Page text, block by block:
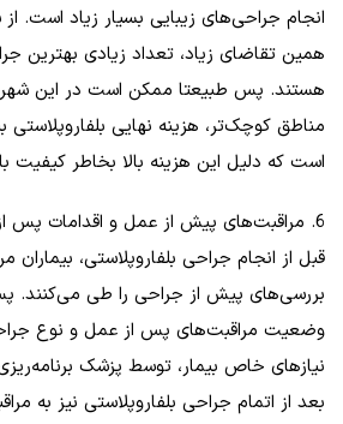
انجام جراحی‌های زیبایی بسیار زیاد است.
همین تقاضای زیاد، تعداد زیادی بهترين
هستند. پس طبیعتا ممکن است در این
مناطق کوچک‌تر، هزینه نهایی
است که دلیل این هزینه بالا بخاطر کیفیت
6. مراقبت‌های پیش از عمل و اقدامات پس از عمل
قبل از انجام جراحی بلفاروپلاستی،
بررسی‌های پیش از ‌جراحی را طی می‌کنند.
وضعیت مراقبت‌های پس از عمل و نوع
نیازهای خاص بیمار، توسط پزشک
بعد از اتمام جراحی بلفاروپلاستی نیز به